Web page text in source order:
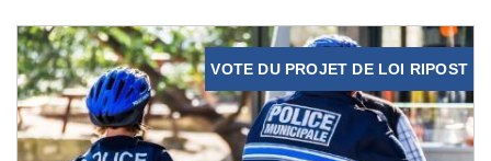
VOTE DU PROJET DE LOI RIPOST